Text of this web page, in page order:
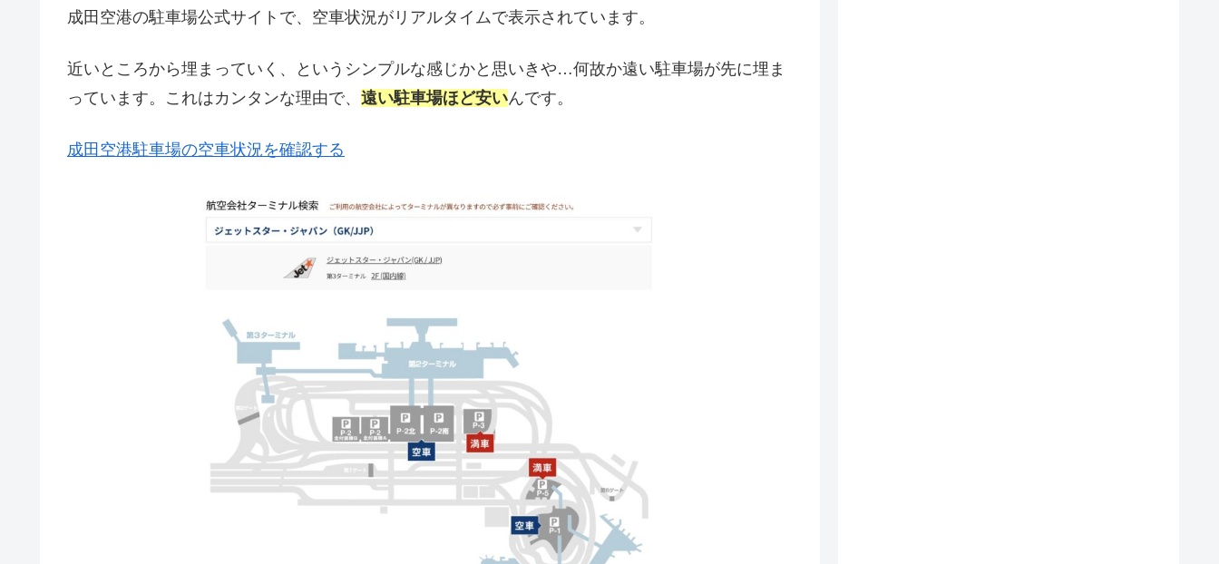
成田空港の駐車場公式サイトで、空車状況がリアルタイムで表示されています。
近いところから埋まっていく、というシンプルな感じかと思いきや…何故か遠い駐車場が先に埋ま
っています。これはカンタンな理由で、 遠い駐車場ほど安いんです。
成田空港駐車場の空車状況を確認する